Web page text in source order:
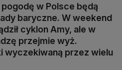
w Polsce będą
baryczne. W weekend
cyklon Amy, ale w
przejmie wyż.
wyczekiwaną przez wielu